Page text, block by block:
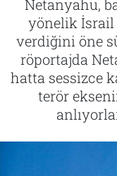
Netanyahu,
yönelik İsrail
verdiğini öne
röportajda
hatta sessizce
terör
Tarih
İletişim
Künye